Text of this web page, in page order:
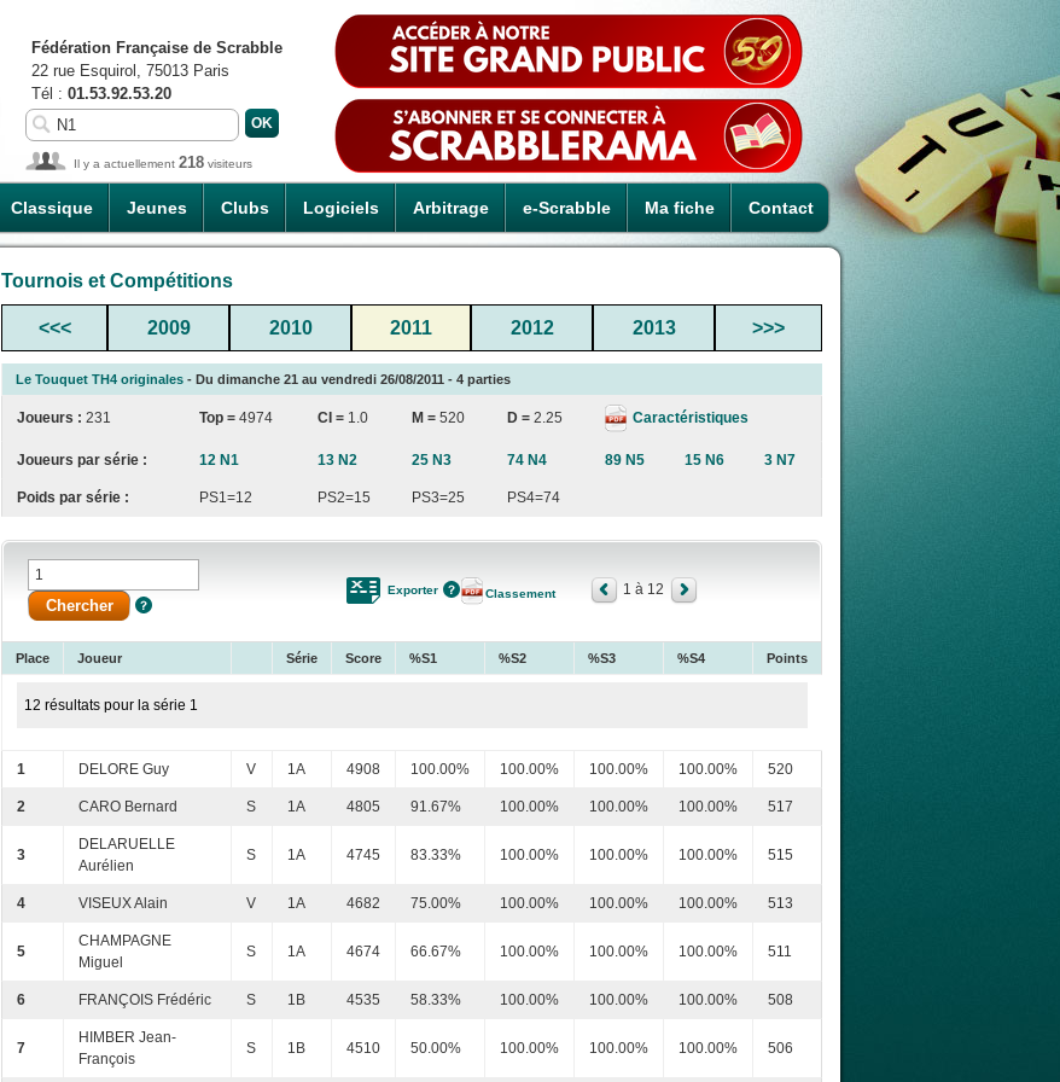
Classique Jeunes Clubs Logiciels Arbitrage e-Scrabble Ma fiche Contact
Fédération Française de Scrabble
22 rue Esquirol, 75013 Paris
Tél : 01.53.92.53.20
Il y a actuellement 218 visiteurs
Tournois et Compétitions
<<< 2009 2010 2011 2012 2013 >>>
Le Touquet TH4 originales - Du dimanche 21 au vendredi 26/08/2011 - 4 parties
Joueurs : 231 Top = 4974 CI = 1.0 M = 520 D = 2.25 Caractéristiques
Joueurs par série : 12 N1 13 N2 25 N3 74 N4 89 N5 15 N6 3 N7
Poids par série : PS1=12 PS2=15 PS3=25 PS4=74
Exporter Classement 1 à 12
Place Joueur Série Score %S1 %S2 %S3 %S4 Points
12 résultats pour la série 1
1 DELORE Guy V 1A 4908 100.00% 100.00% 100.00% 100.00% 520
2 CARO Bernard S 1A 4805 91.67% 100.00% 100.00% 100.00% 517
3
DELARUELLE
Aurélien
S 1A 4745 83.33% 100.00% 100.00% 100.00% 515
4 VISEUX Alain V 1A 4682 75.00% 100.00% 100.00% 100.00% 513
5
CHAMPAGNE
Miguel
S 1A 4674 66.67% 100.00% 100.00% 100.00% 511
6 FRANÇOIS Frédéric S 1B 4535 58.33% 100.00% 100.00% 100.00% 508
7
HIMBER Jean-
François
S 1B 4510 50.00% 100.00% 100.00% 100.00% 506